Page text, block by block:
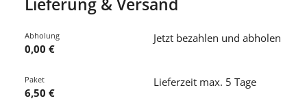
Lieferung & Versand
Abholung
0,00 €
Jetzt bezahlen und abholen
Paket
6,50 €
Lieferzeit max. 5 Tage